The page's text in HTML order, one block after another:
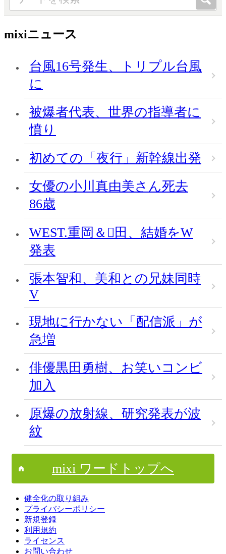
mixiニュース
台風16号発生、トリプル台風
に
被爆者代表、世界の指導者に
憤り
初めての「夜行」新幹線出発
女優の小川真由美さん死去
86歳
WEST.重岡＆田、結婚をW
発表
張本智和、美和との兄妹同時
V
現地に行かない「配信派」が
急増
俳優黒田勇樹、お笑いコンビ
加入
原爆の放射線、研究発表が波
紋
mixi ワードトップへ
健全化の取り組み
プライバシーポリシー
新規登録
利用規約
ライセンス
お問い合わせ